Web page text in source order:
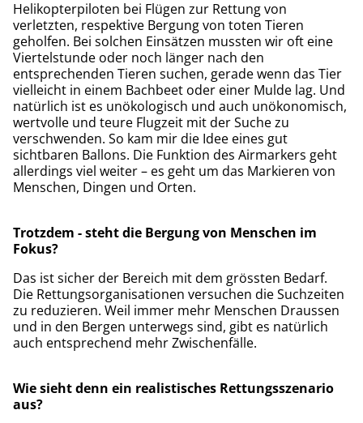
Helikopterpiloten bei Flügen zur Rettung von
verletzten, respektive Bergung von toten Tieren
geholfen. Bei solchen Einsätzen mussten wir oft eine
Viertelstunde oder noch länger nach den
entsprechenden Tieren suchen, gerade wenn das Tier
vielleicht in einem Bachbeet oder einer Mulde lag. Und
natürlich ist es unökologisch und auch unökonomisch,
wertvolle und teure Flugzeit mit der Suche zu
verschwenden. So kam mir die Idee eines gut
sichtbaren Ballons. Die Funktion des Airmarkers geht
allerdings viel weiter – es geht um das Markieren von
Menschen, Dingen und Orten.
Trotzdem - steht die Bergung von Menschen im
Fokus?
Das ist sicher der Bereich mit dem grössten Bedarf.
Die Rettungsorganisationen versuchen die Suchzeiten
zu reduzieren. Weil immer mehr Menschen Draussen
und in den Bergen unterwegs sind, gibt es natürlich
auch entsprechend mehr Zwischenfälle.
Wie sieht denn ein realistisches Rettungsszenario
aus?